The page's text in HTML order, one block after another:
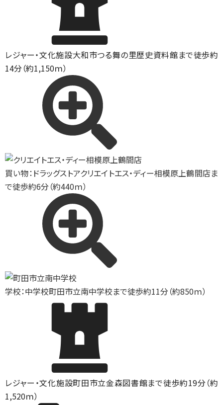
レジャー・文化施設大和市つる舞の里歴史資料館まで徒歩約
14分（約1,150ｍ）
買い物：ドラッグストアクリエイトエス・ディー相模原上鶴間店ま
で徒歩約6分（約440ｍ）
学校：中学校町田市立南中学校まで徒歩約11分（約850ｍ）
レジャー・文化施設町田市立金森図書館まで徒歩約19分（約
1,520ｍ）